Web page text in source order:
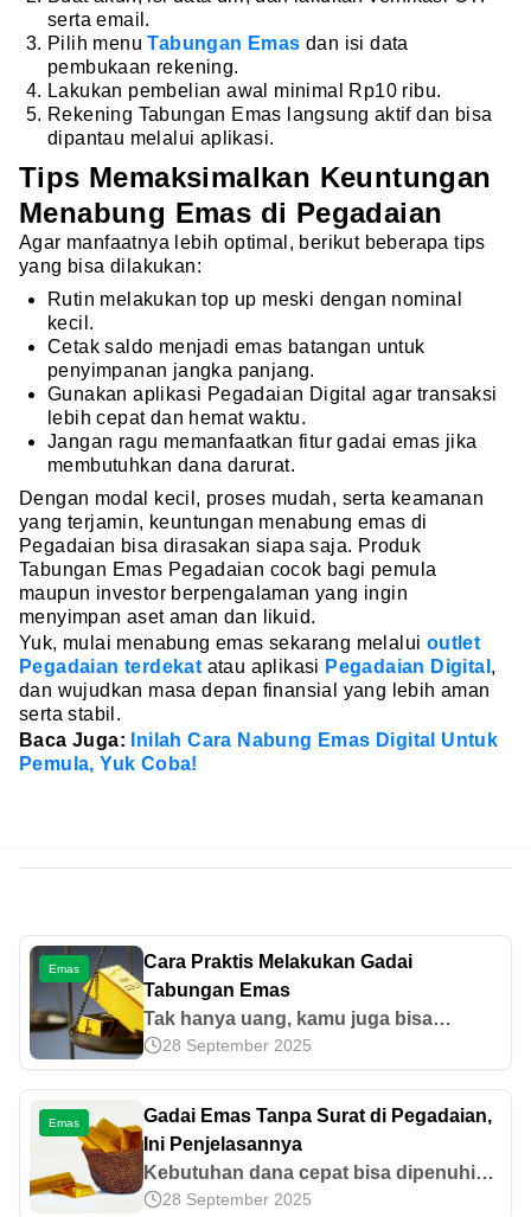
serta email.
Pilih menuTabungan Emas dan isi data
pembukaan rekening.
Lakukan pembelian awal minimal Rp10 ribu.
Rekening Tabungan Emas langsung aktif dan bisa
dipantau melalui aplikasi.
Tips Memaksimalkan Keuntungan
Menabung Emas di Pegadaian
Agar manfaatnya lebih optimal, berikut beberapa tips
yang bisa dilakukan:
Rutin melakukan top up meski dengan nominal
kecil.
Cetak saldo menjadi emas batangan untuk
penyimpanan jangka panjang.
Gunakan aplikasi Pegadaian Digital agar transaksi
lebih cepat dan hemat waktu.
Jangan ragu memanfaatkan fitur gadai emas jika
membutuhkan dana darurat.
Dengan modal kecil, proses mudah, serta keamanan
yang terjamin, keuntungan menabung emas di
Pegadaian bisa dirasakan siapa saja. Produk
Tabungan Emas Pegadaian cocok bagi pemula
maupun investor berpengalaman yang ingin
menyimpan aset aman dan likuid.
Yuk, mulai menabung emas sekarang melalui outlet
Pegadaian terdekat atau aplikasi Pegadaian Digital ,
dan wujudkan masa depan finansial yang lebih aman
serta stabil.
Baca Juga:
Inilah Cara Nabung Emas Digital Untuk
Pemula, Yuk Coba!
Emas
Cara Praktis Melakukan Gadai
Tabungan Emas
Tak hanya uang, kamu juga bisa
menabung emas di Pegadaian.
Sebenarnya, apa saja keuntungan
menabung emas? Simak ulasannya di
sini.
28 September 2025
Emas
Gadai Emas Tanpa Surat di Pegadaian,
Ini Penjelasannya
Kebutuhan dana cepat bisa dipenuhi
dengan gadai emas di Pegadaian.
28 September 2025